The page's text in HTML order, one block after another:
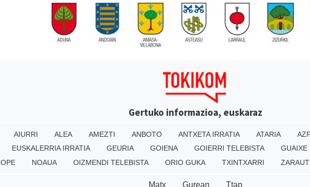
Gertuko informazioa, euskaraz
AIURRI ALEA AMEZTI ANBOTO ANTXETA IRRATIA ATARIA
EUSKALERRIA IRRATIA GEURIA GOIENA GOIERRI TELEBISTA GUAIXE
NOAUA OIZMENDI TELEBISTA ORIO GUKA TXINTXARRI
Matx Gurean Ttap